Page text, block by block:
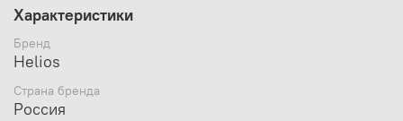
Характеристики
Бренд
Helios
Страна бренда
Россия